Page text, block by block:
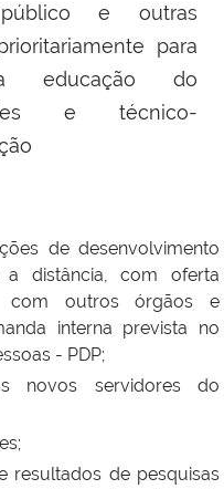
público e outras
para
educação do
e técnico-
de desenvolvimento
a distância, com oferta
com outros órgãos e
interna prevista no
- PDP;
novos servidores do
resultados de pesquisas